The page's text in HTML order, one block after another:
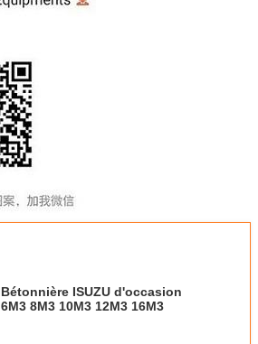
Bétonnière ISUZU d'occasion
6M3 8M3 10M3 12M3 16M3